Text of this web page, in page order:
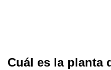
Cuál es la planta